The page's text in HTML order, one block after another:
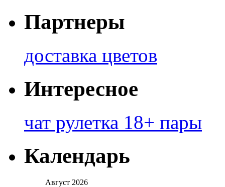
Партнеры
доставка цветов
Интересное
чат рулетка 18+ пары
Календарь
Август 2026